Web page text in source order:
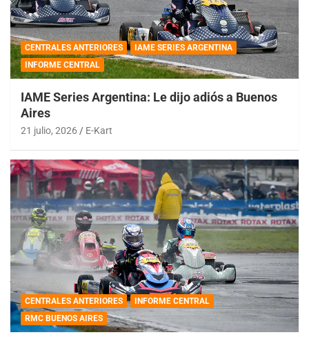
CENTRALES ANTERIORES
IAME SERIES ARGENTINA
INFORME CENTRAL
IAME Series Argentina: Le dijo adiós a Buenos
Aires
21 julio, 2026 E-Kart
CENTRALES ANTERIORES
INFORME CENTRAL
RMC BUENOS AIRES